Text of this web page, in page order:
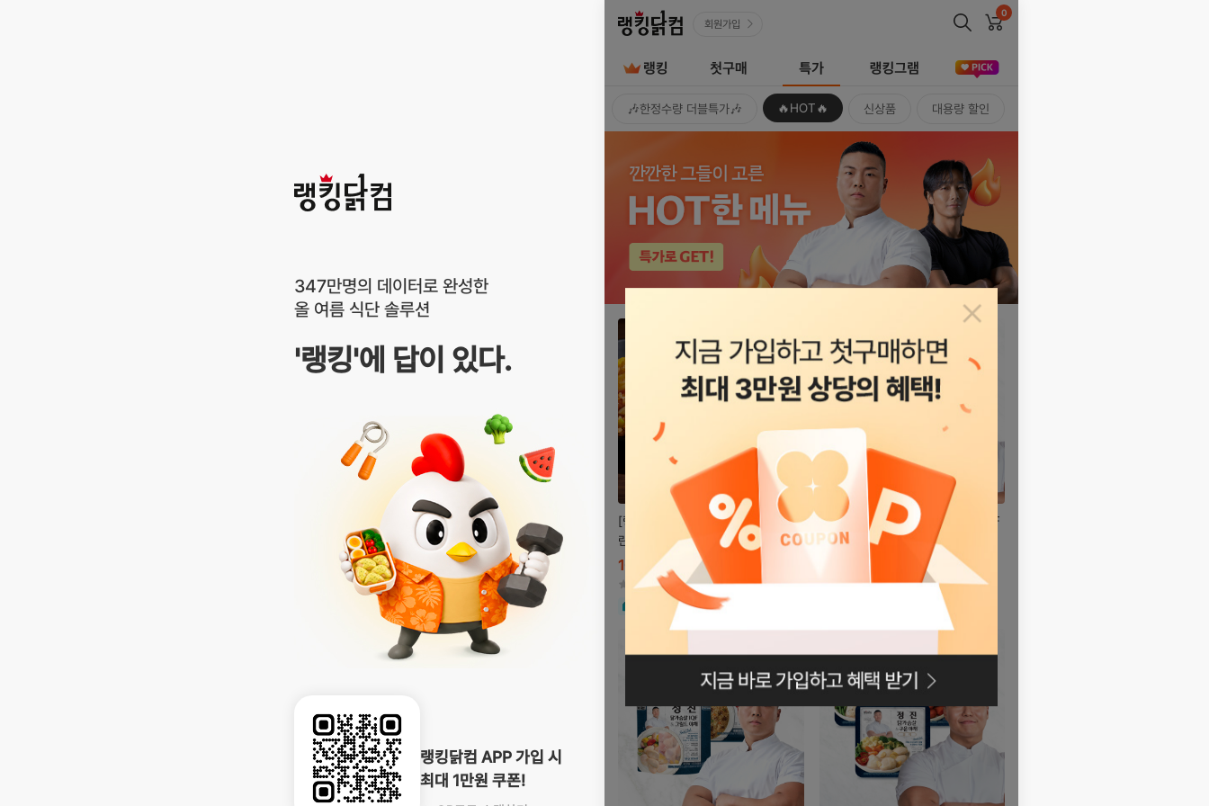
랭킹닭컴
347만명의 데이터로 완성한
올 여름 식단 솔루션
'랭킹'에 답이 있다.
랭킹닭컴 APP 가입 시
최대 1만원 쿠폰!
회원가입 장바구니
0
랭킹 첫구매
전용
특가 10+10 앰버서더
🎶한정수량 더블특가🎶 🔥HOT🔥 신상품 대용량 할인
[랭킹닭컴X고독한갯츠비] 고독한 계
란 귀리볶음밥 2종
10 49,900 원55,000
4.8 (1,134)
무료
자세히
보기
[랭킹닭컴X이용승] 정진 도시락&IQF
닭가슴살&볶음밥 3종
32,100 36,720
4.7(107)
보기
팝업닫기